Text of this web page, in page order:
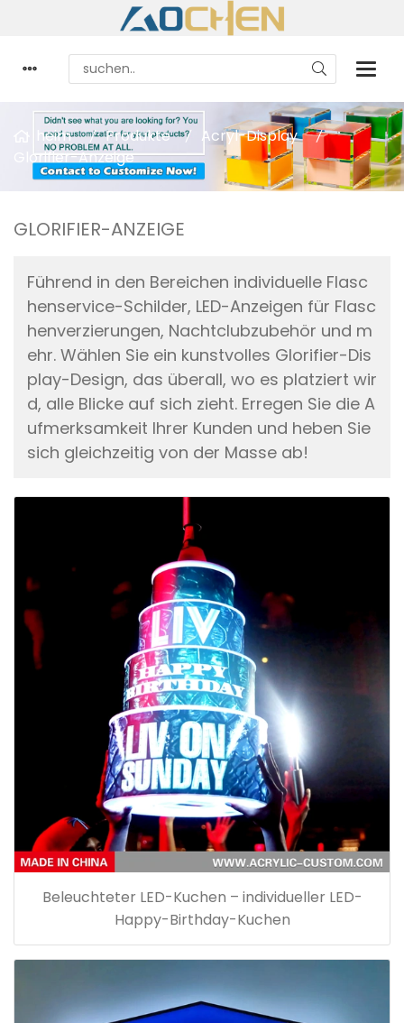
heim Produkte
Acryl-Display
Glorifier-Anzeige
GLORIFIER-ANZEIGE
Führend in den Bereichen individuelle Flasc
henservice-Schilder, LED-Anzeigen für Flasc
henverzierungen, Nachtclubzubehör und m
ehr. Wählen Sie ein kunstvolles Glorifier-Dis
play-Design, das überall, wo es platziert wir
d, alle Blicke auf sich zieht. Erregen Sie die A
ufmerksamkeit Ihrer Kunden und heben Sie
sich gleichzeitig von der Masse ab!
Beleuchteter LED-Kuchen – individueller LED-
Happy-Birthday-Kuchen